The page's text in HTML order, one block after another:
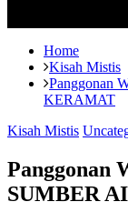
Home
Kisah Mistis
Panggonan
KERAMAT
Kisah Mistis
Panggonan
SUMBER